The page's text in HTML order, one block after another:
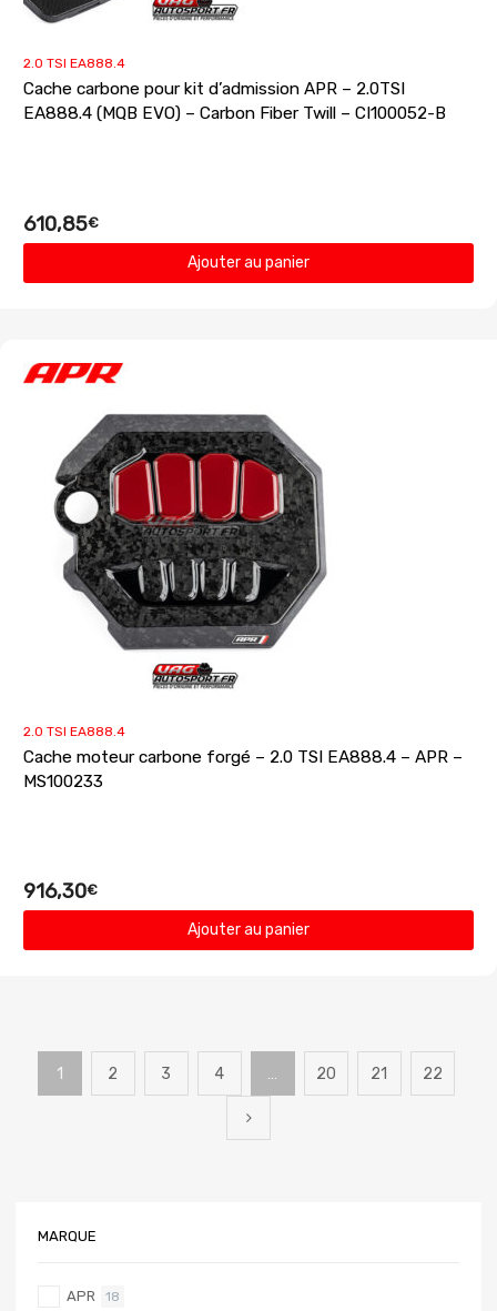
2.0 TSI EA888.4
Cache carbone pour kit d’admission APR – 2.0TSI
EA888.4 (MQB EVO) – Carbon Fiber Twill – CI100052-B
610,85€
Ajouter au panier
2.0 TSI EA888.4
Cache moteur carbone forgé – 2.0 TSI EA888.4 – APR –
MS100233
916,30€
Ajouter au panier
1 2 3 4 … 20 21 22
MARQUE
APR 18